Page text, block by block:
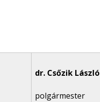
dr. Csőzik László
polgármester